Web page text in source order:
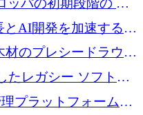
ッパの初期段階の AI
億 300 万ユーロのフ
とAI開発を加速するた
保
材のプレシードラウン
たレガシー ソフトウ
万ドルを調達
プラットフォームを